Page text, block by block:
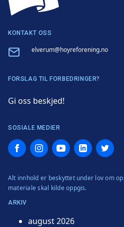
KONTAKT OSS
Email elverum@hoyreforening.no
FORSLAG TIL FORBEDRINGER?
Gi oss beskjed!
SOSIALE MEDIER
FacebookInstagramYouTubeLinkedInTwitter
Alt innhold er beskyttet under lov om
materiale skal kilde oppgis.
ARKIV
august 2026